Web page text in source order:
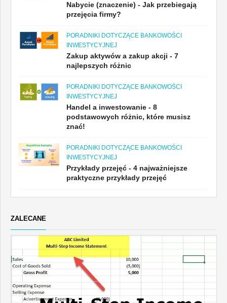
Nabycie (znaczenie) - Jak przebiegają
przejęcia firmy?
PORADNIKI DOTYCZĄCE BANKOWOŚCI
INWESTYCYJNEJ
Zakup aktywów a zakup akcji - 7
najlepszych różnic
PORADNIKI DOTYCZĄCE BANKOWOŚCI
INWESTYCYJNEJ
Handel a inwestowanie - 8
podstawowych różnic, które musisz
znać!
PORADNIKI DOTYCZĄCE BANKOWOŚCI
INWESTYCYJNEJ
Przykłady przejęć - 4 najważniejsze
praktyczne przykłady przejęć
ZALECANE